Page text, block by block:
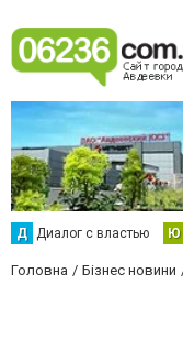
Д Диалог с властью Ю
Головна Бізнес новини